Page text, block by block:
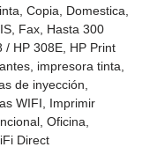
Copia Domestica
Fax Hasta 300
/ HP 308E HP Print
impresora tinta
de inyección
WIFI
Imprimir
Oficina
Direct